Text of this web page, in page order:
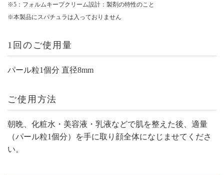
※5：フォルムキープクリーム設計：製剤の特性のこと
※本製品にスパチュラは入っておりません
1回のご使用量
パール粒1個分 直径8mm
ご使用方法
朝晩、化粧水・美容液・乳液などで肌を整えた後、適量
（パール粒1個分）を手に取り顔全体になじませてくださ
い。